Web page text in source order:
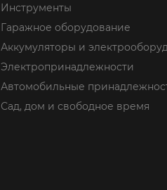
Инструменты
Гаражное оборудование
Аккумуляторы и
Электропринадлежности
Автомобильные
Сад, дом и свободное время